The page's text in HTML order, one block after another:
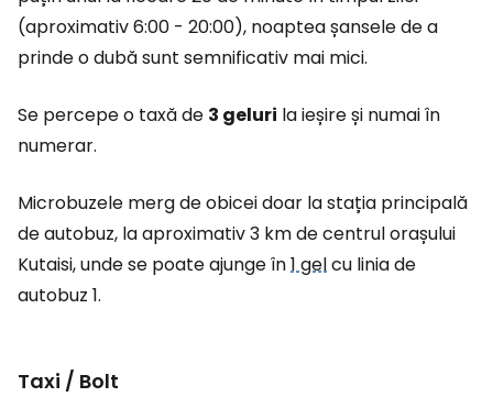
(aproximativ 6:00 - 20:00), noaptea șansele de a
prinde o dubă sunt semnificativ mai mici.
Se percepe o taxă de 3 geluri la ieșire și numai în
numerar.
Microbuzele merg de obicei doar la stația principală
de autobuz, la aproximativ 3 km de centrul orașului
Kutaisi, unde se poate ajunge în1 gelcu linia de
autobuz 1.
Taxi / Bolt